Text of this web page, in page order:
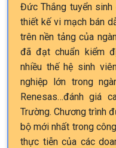
Đức Thắng tuyển
thiết kế vi mạch bán
trên nền tảng của
đã đạt chuẩn kiểm
nhiều thế hệ sinh
nghiệp lớn trong
Renesas…đánh giá
Trường. Chương trình
bộ mới nhất trong
thực tiễn của các